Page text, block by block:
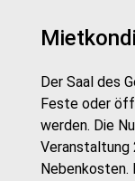
Der Saal des
Feste oder
werden. Die
Veranstaltung
Nebenkosten.